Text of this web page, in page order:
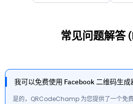
常见问题解答
我可以免费使用 Facebook 二维码生成
是的，QRCodeChamp 为您提供了一个免